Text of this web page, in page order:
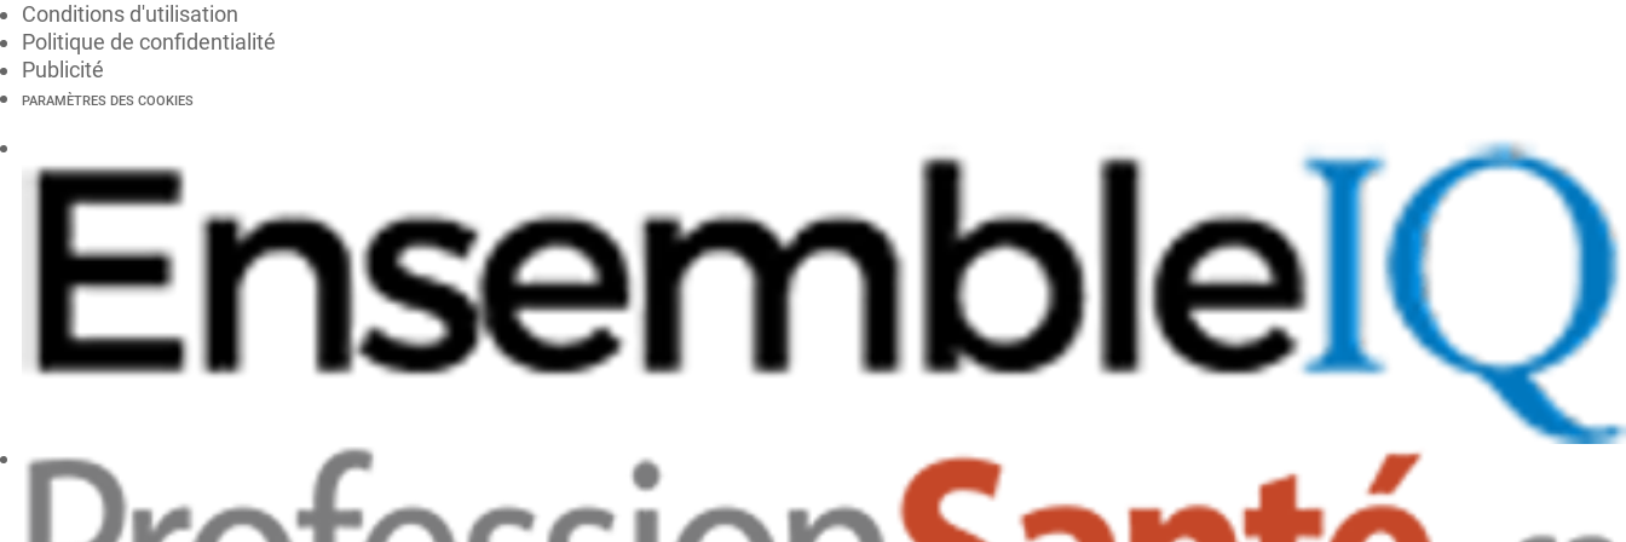
Conditions d'utilisation
Politique de confidentialité
Publicité
PARAMÈTRES DES COOKIES